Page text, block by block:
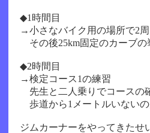
◆1時間目
→小さなバイク用の場所で2
その後25km固定のカーブの
◆2時間目
→検定コース1の練習
先生と二人乗りでコースの
歩道から1メートルいない
ジムカーナーをやってきたせ